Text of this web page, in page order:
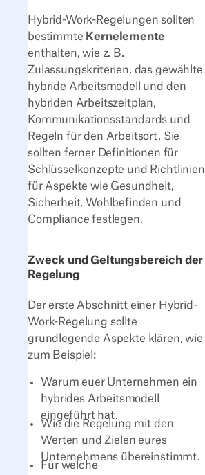
Hybrid-Work-Regelungen sollten
bestimmte Kernelemente
enthalten, wie z. B.
Zulassungskriterien, das gewählte
hybride Arbeitsmodell und den
hybriden Arbeitszeitplan,
Kommunikationsstandards und
Regeln für den Arbeitsort. Sie
sollten ferner Definitionen für
Schlüsselkonzepte und Richtlinien
für Aspekte wie Gesundheit,
Sicherheit, Wohlbefinden und
Compliance festlegen.
Zweck und Geltungsbereich der
Regelung
Der erste Abschnitt einer Hybrid-
Work-Regelung sollte
grundlegende Aspekte klären, wie
zum Beispiel:
Warum euer Unternehmen ein
hybrides Arbeitsmodell
eingeführt hat.
Wie die Regelung mit den
Werten und Zielen eures
Unternehmens übereinstimmt.
Für welche